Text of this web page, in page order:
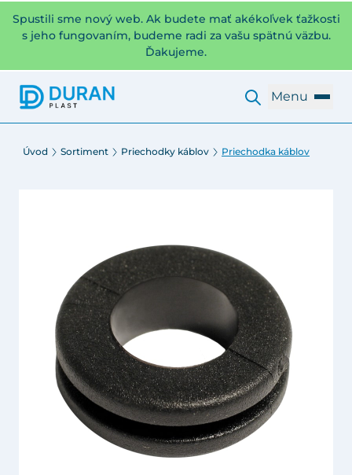
Spustili sme nový web. Ak budete mať akékoľvek ťažkosti
s jeho fungovaním, budeme radi za vašu spätnú väzbu.
Ďakujeme.
Menu
Úvod Sortiment Priechodky káblov Priechodka káblov